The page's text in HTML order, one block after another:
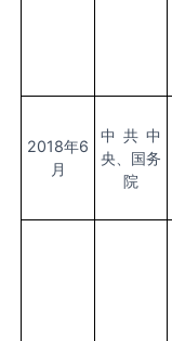
2018年6
月
中共中
央、国务
院